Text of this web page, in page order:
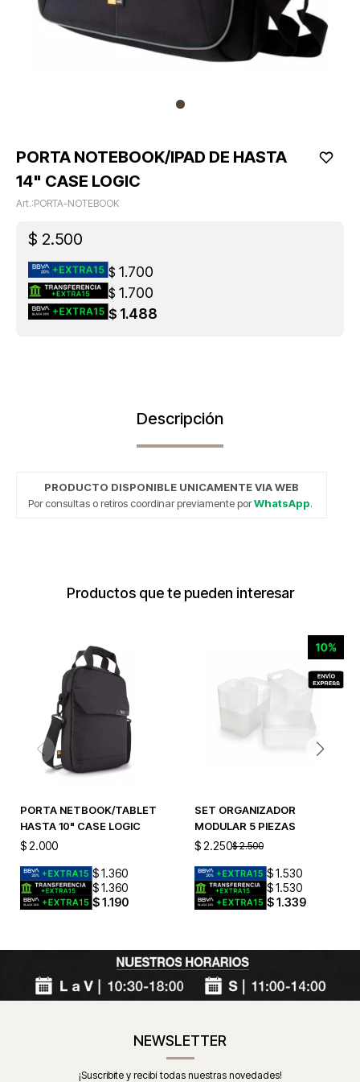
PORTA NOTEBOOK/IPAD DE HASTA
14" CASE LOGIC
PORTA-NOTEBOOK
$ 2.500
$ 1.700
$ 1.700
$ 1.488
Descripción
PRODUCTO DISPONIBLE UNICAMENTE VIA WEB
Por consultas o retiros coordinar previamente porWhatsApp.
Productos que te pueden interesar
PORTA NETBOOK/TABLET
HASTA 10" CASE LOGIC
$ 2.000
$1.360
$1.360
$1.190
SET ORGANIZADOR
MODULAR 5 PIEZAS
$ 2.250$ 2.500
$ 1.530
$ 1.530
$ 1.339
NEWSLETTER
¡Suscribite y recibí todas nuestras novedades!